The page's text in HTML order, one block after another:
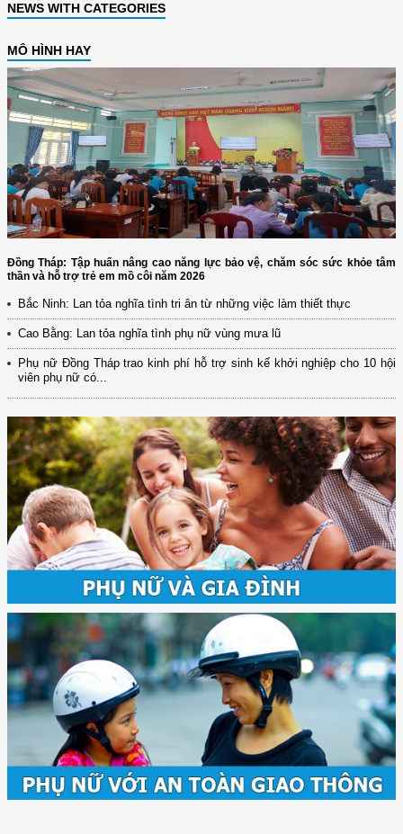
NEWS WITH CATEGORIES
MÔ HÌNH HAY
Đồng Tháp: Tập huấn nâng cao năng lực bảo vệ, chăm sóc sức khỏe tâm
thần và hỗ trợ trẻ em mồ côi năm 2026
Bắc Ninh: Lan tỏa nghĩa tình tri ân từ những việc làm thiết thực
Cao Bằng: Lan tỏa nghĩa tình phụ nữ vùng mưa lũ
Phụ nữ Đồng Tháp trao kinh phí hỗ trợ sinh kế khởi nghiệp cho 10 hội
viên phụ nữ có...